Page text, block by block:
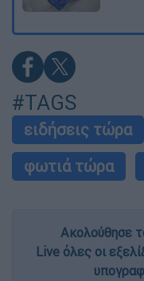
#TAGS
ειδήσεις τώρα
φωτιά τώρα
Ακολούθησε
Live όλες οι